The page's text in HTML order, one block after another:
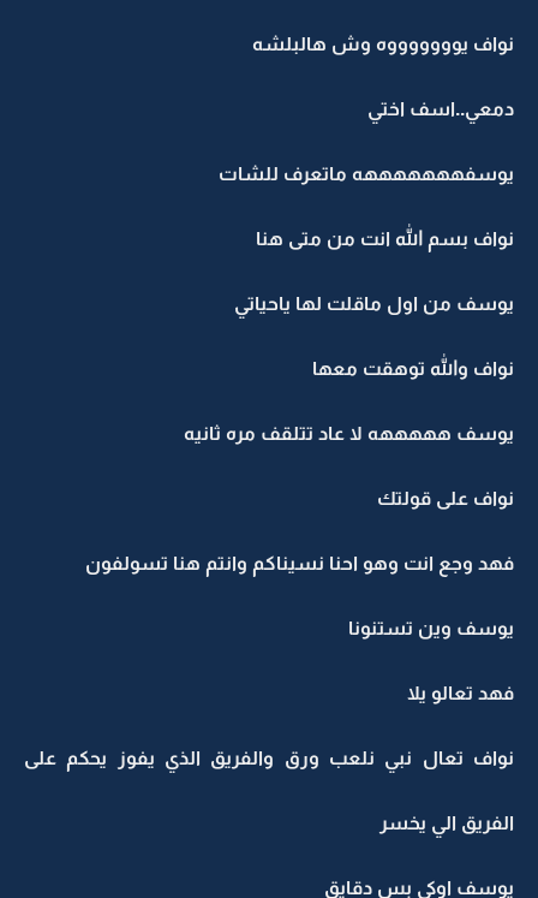
نواف يوووووووه وش هالبلشه
دمعي..اسف اختي
يوسفهههههههه ماتعرف للشات
نواف بسم الله انت من متى هنا
يوسف من اول ماقلت لها ياحياتي
نواف والله توهقت معها
يوسف هههههه لا عاد تتلقف مره ثانيه
نواف على قولتك
فهد وجع انت وهو احنا نسيناكم وانتم هنا تسولفون
يوسف وين تستنونا
فهد تعالو يلا
نواف تعال نبي نلعب ورق والفريق الذي يفوز يحكم على
الفريق الي يخسر
يوسف اوكي بس دقايق